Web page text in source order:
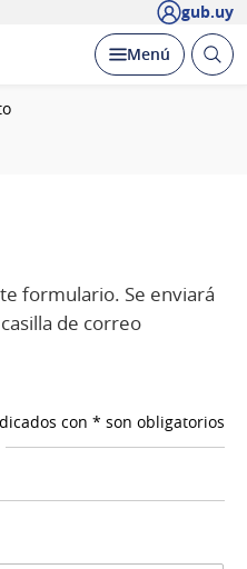
gub.uy
Desplegar
Menú Abrir
formulario. Se enviará
de correo
con * son obligatorios